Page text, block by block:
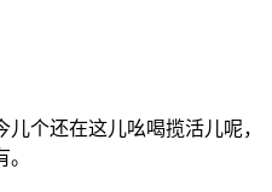
个还在这儿吆喝揽活儿呢，